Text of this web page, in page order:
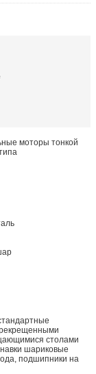
моторы тонкой
столами
шариковые
подшипники на